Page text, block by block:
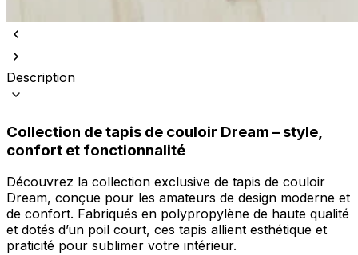
Description
Collection de tapis de couloir Dream – style,
confort et fonctionnalité
Découvrez la collection exclusive de tapis de couloir
Dream, conçue pour les amateurs de design moderne et
de confort. Fabriqués en polypropylène de haute qualité
et dotés d’un poil court, ces tapis allient esthétique et
praticité pour sublimer votre intérieur.